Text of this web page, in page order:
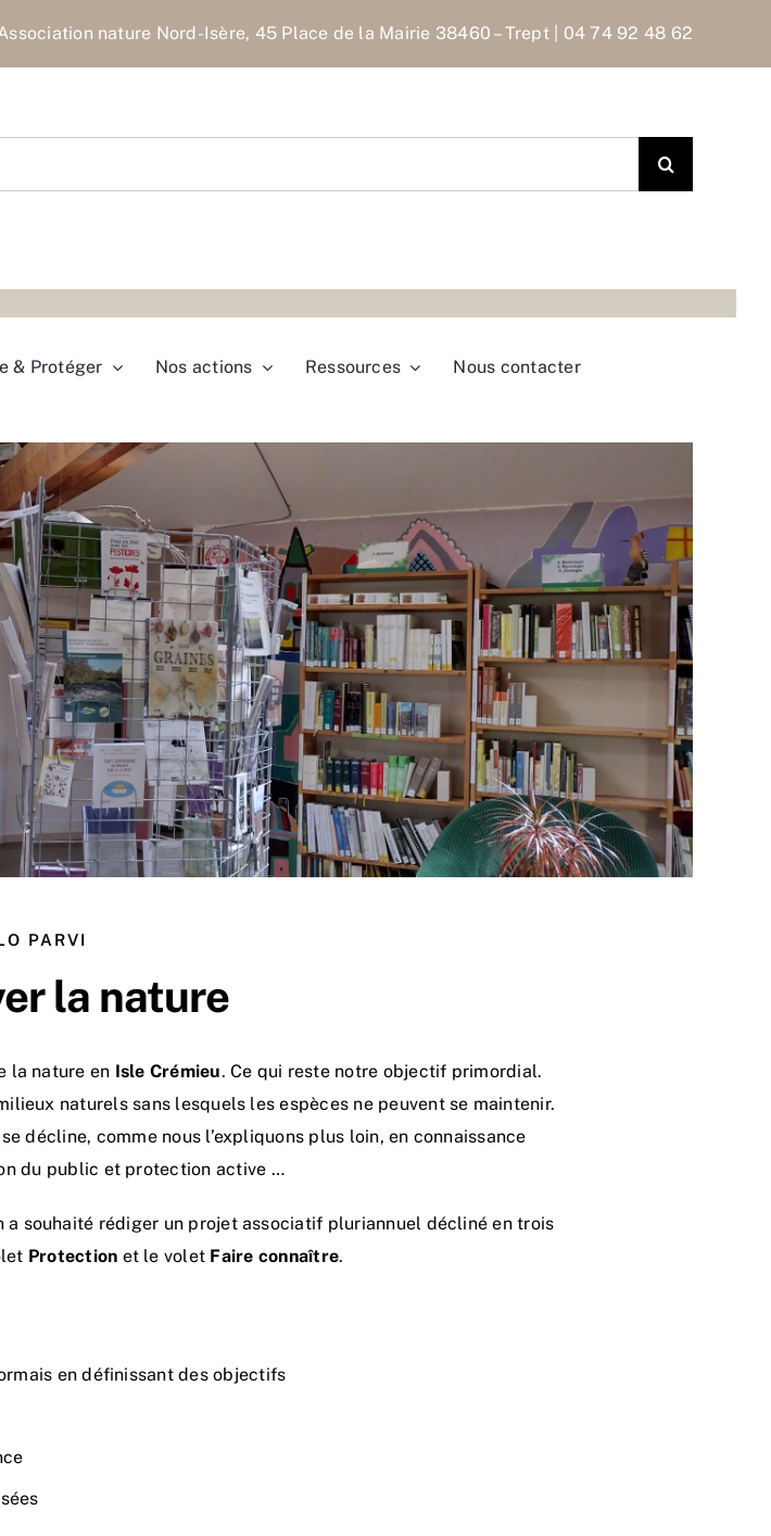
nature Nord-Isère, 45 Place de la Mairie 38460 – Trept | 04 74 92 48 62
& Protéger Nos actions Ressources Nous contacter
PARVI
la nature
la nature en Isle Crémieu. Ce qui reste notre objectif primordial.
naturels sans lesquels les espèces ne peuvent se maintenir.
décline, comme nous l’expliquons plus loin, en connaissance
du public et protection active …
a souhaité rédiger un projet associatif pluriannuel décliné en trois
Protection et le volet Faire connaître.
en définissant des objectifs